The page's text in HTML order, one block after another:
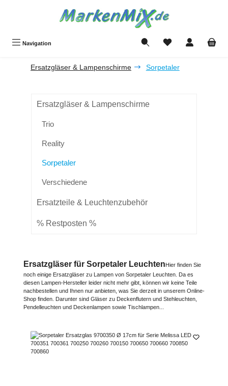
Navigation Du hast 0 Produkte
Ersatzgläser & Lampenschirme Sorpetaler
Ersatzgläser & Lampenschirme
Trio
Reality
Sorpetaler
Verschiedene
Ersatzteile & Leuchtenzubehör
% Restposten %
Ersatzgläser für Sorpetaler LeuchtenHier finden Sie
noch einige Ersatzgläser zu Lampen von Sorpetaler Leuchten. Da es
diesen Lampen-Hersteller leider nicht mehr gibt, können wir keine Teile
nachbestellen und Ihnen nur anbieten, was Sie derzeit in unserem Online-
Shop finden. Darunter sind Gläser zu Deckenflutern und Stehleuchten,
Pendelleuchten und Deckenlampen sowie Tischlampen...